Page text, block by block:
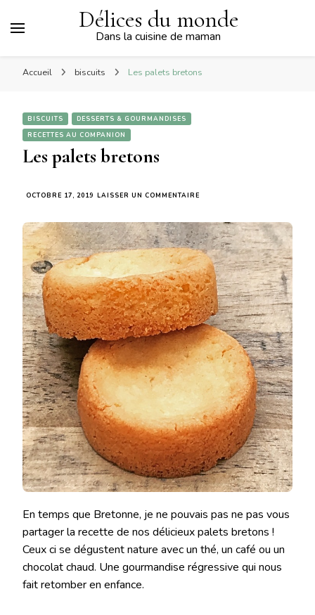
Délices du monde
Dans la cuisine de maman
Accueil biscuits Les palets bretons
BISCUITS
DESSERTS & GOURMANDISES
RECETTES AU COMPANION
Les palets bretons
OCTOBRE 17, 2019 LAISSER UN COMMENTAIRE
BRETONS
En temps que Bretonne, je ne pouvais pas ne pas vous
partager la recette de nos délicieux palets bretons !
Ceux ci se dégustent nature avec un thé, un café ou un
chocolat chaud. Une gourmandise régressive qui nous
fait retomber en enfance.